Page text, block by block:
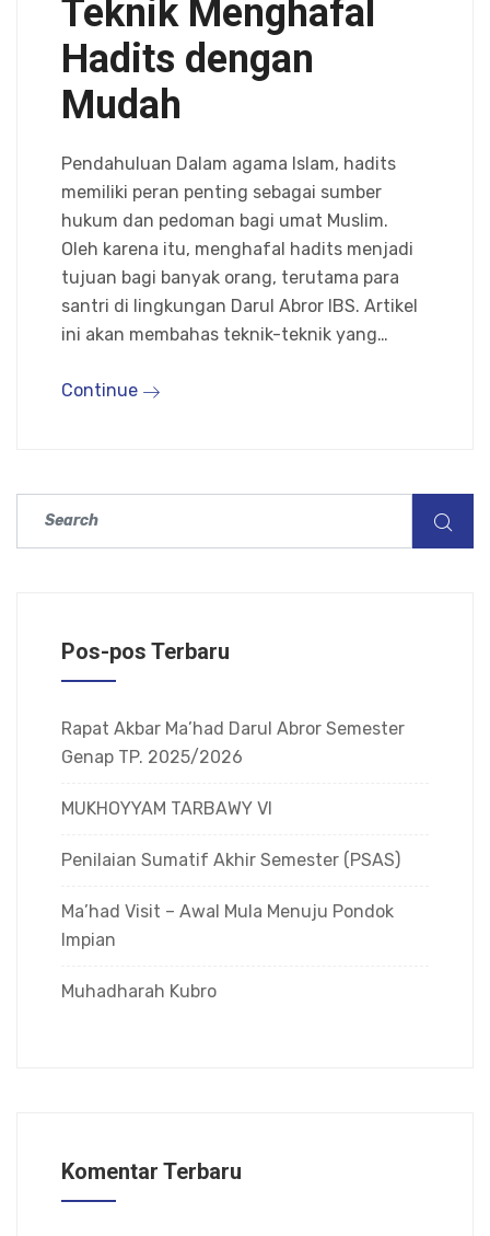
Teknik Menghafal
Hadits dengan
Mudah
Pendahuluan Dalam agama Islam, hadits
memiliki peran penting sebagai sumber
hukum dan pedoman bagi umat Muslim.
Oleh karena itu, menghafal hadits menjadi
tujuan bagi banyak orang, terutama para
santri di lingkungan Darul Abror IBS. Artikel
ini akan membahas teknik-teknik yang…
Continue
Pos-pos Terbaru
Rapat Akbar Ma’had Darul Abror Semester
Genap TP. 2025/2026
MUKHOYYAM TARBAWY VI
Penilaian Sumatif Akhir Semester (PSAS)
Ma’had Visit – Awal Mula Menuju Pondok
Impian
Muhadharah Kubro
Komentar Terbaru